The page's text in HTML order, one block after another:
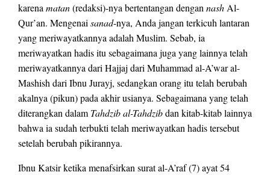
karena matan(redaksi)-nya bertentangan dengan nash Al-
Qur’an. Mengenai sanad-nya, Anda jangan terkicuh lantaran
yang meriwayatkannya adalah Muslim. Sebab, ia
meriwayatkan hadis itu sebagaimana juga yang lainnya telah
meriwayatkannya dari Hajjaj dari Muhammad al-A’war al-
Mashish dari Ibnu Jurayj, sedangkan orang itu telah berubah
akalnya (pikun) pada akhir usianya. Sebagaimana yang telah
diterangkan dalam Tahdzib al-Tahdzibdan kitab-kitab lainnya
bahwa ia sudah terbukti telah meriwayatkan hadis tersebut
setelah berubah pikirannya.
Ibnu Katsir ketika menafsirkan surat al-A’raf (7) ayat 54